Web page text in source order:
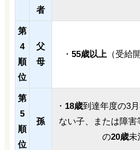
者
第
4
順
位
父
母
・ 55歳以上（受給
第
5
順
位
孫
・ 18歳到達年度の3
ない子、または障害
の20歳未